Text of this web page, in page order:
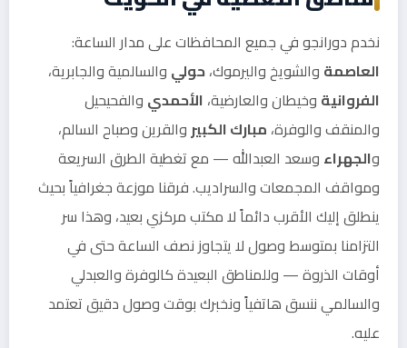
نخدم دورانجو في جميع المحافظات على مدار الساعة:
العاصمة والشويخ واليرموك،حولي والسالمية والجابرية،
الفروانية وخيطان والعارضية، الأحمدي والفحيحيل
والمنقف والوفرة، مبارك الكبيروالقرين وصباح السالم،
والجهراء وسعد العبدالله — مع تغطية الطرق السريعة
ومواقف المجمعات والسراديب. فرقنا موزعة جغرافياً بحيث
ينطلق إليك الأقرب دائماً لا مكتب مركزي بعيد، وهذا سر
التزامنا بمتوسط وصول لا يتجاوز نصف الساعة حتى في
أوقات الذروة — وللمناطق البعيدة كالوفرة والعبدلي
والسالمي ننسق هاتفياً ونخبرك بوقت وصول دقيق تعتمد
عليه.